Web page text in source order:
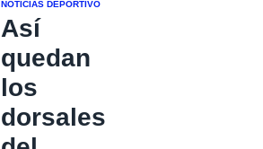
NOTICIAS DEPORTIVO
Así
quedan
los
dorsales